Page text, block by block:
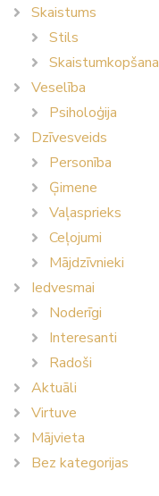
Skaistums
Stils
Skaistumkopšana
Veselība
Psiholoģija
Dzīvesveids
Personība
Ģimene
Vaļasprieks
Ceļojumi
Mājdzīvnieki
Iedvesmai
Noderīgi
Interesanti
Radoši
Aktuāli
Virtuve
Mājvieta
Bez kategorijas